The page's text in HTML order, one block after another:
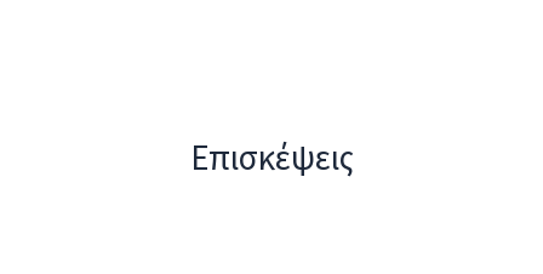
Επισκέψεις